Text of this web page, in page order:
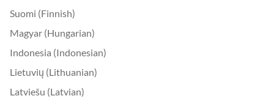
Suomi (Finnish)
Magyar (Hungarian)
Indonesia (Indonesian)
Lietuvių (Lithuanian)
Latviešu (Latvian)